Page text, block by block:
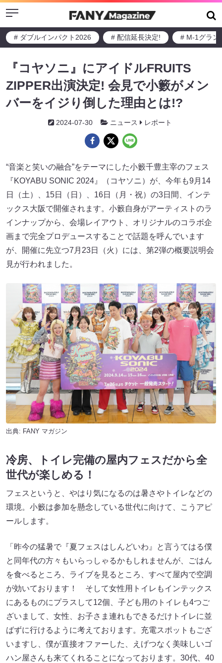
Menu
# ダブルインパクト2026 # 配信延長決定! # M-1グラン
『コヤソニ』にアイドルFRUITS
ZIPPER出演決定! 会見で小籔がメン
バーをイジり倒した理由とは!?
2024-07-30 ニュース レポート
“音楽と笑いの融合”をテーマにした小籔千豊主宰のフェス
『KOYABU SONIC 2024』（コヤソニ）が、今年も9月14
日（土）、15日（日）、16日（月・祝）の3日間、インテ
ックス大阪で開催されます。小籔自身がアーティストのラ
インナップから、会場レイアウト、オリジナルのコラボ企
画まで完全プロデュースすることで話題を呼んでいます
が、開催に先立つ7月23日（火）には、第2弾の概要説明会
見が行われました。
出典: FANY マガジン
冷房、トイレ完備の屋内フェスだから全
世代が楽しめる！
フェスというと、やはり気になるのは暑さやトイレなどの
環境。小籔は参加を懸念している世代に向けて、こうアピ
ールします。
「昨今の猛暑で『夏フェスはしんどいわ』と言うてはる僕
と同年代の方々もいらっしゃるかもしれませんが、ごはん
を食べるところ、ライブを見るところ、すべて屋内で空調
が効いております！ そして女性用トイレもインテックス
にあるものにプラスして12個、子ども用のトイレも4つご
ざいまして、女性、お子さま連れもできるだけトイレに並
ばずに行けるように考えております。充電スポットもござ
いますし、僕が直接オファーした、えげつなく美味しいゴ
ハン屋さんも来てくれることになっております。30代、40